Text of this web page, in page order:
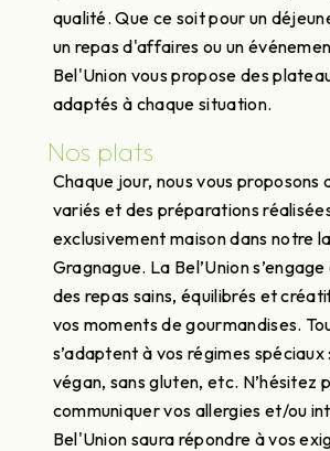
qualité. Que ce soit pour un
un repas d'affaires ou un
Bel'Union vous propose des
adaptés à chaque situation.
Nos plats
Chaque jour, nous vous proposons
variés et des préparations
exclusivement maison dans notre
Gragnague. La Bel’Union
des repas sains, équilibrés et
vos moments de gourmandises.
s’adaptent à vos régimes
végan, sans gluten, etc. N’hésitez
communiquer vos allergies et/ou
Bel'Union saura répondre à vos